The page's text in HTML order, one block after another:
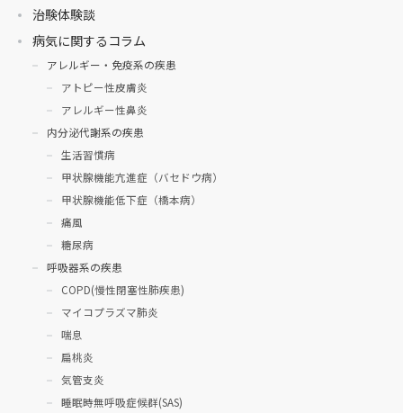
治験体験談
病気に関するコラム
アレルギー・免疫系の疾患
アトピー性皮膚炎
アレルギー性鼻炎
内分泌代謝系の疾患
生活習慣病
甲状腺機能亢進症（バセドウ病）
甲状腺機能低下症（橋本病）
痛風
糖尿病
呼吸器系の疾患
COPD(慢性閉塞性肺疾患)
マイコプラズマ肺炎
喘息
扁桃炎
気管支炎
睡眠時無呼吸症候群(SAS)